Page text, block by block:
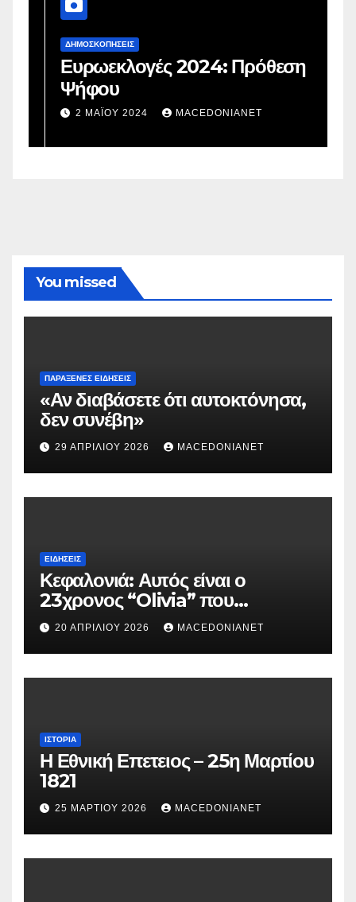
ΔΗΜΟΣΚΟΠΉΣΕΙΣ
Ευρωεκλογές 2024: Πρόθεση
Ψήφου
2 ΜΑΪ́ΟΥ 2024 MACEDONIANET
You missed
ΠΑΡΆΞΕΝΕΣ ΕΙΔΉΣΕΙΣ
«Αν διαβάσετε ότι αυτοκτόνησα,
δεν συνέβη»
29 ΑΠΡΙΛΊΟΥ 2026 MACEDONIANET
ΕΙΔΉΣΕΙΣ
Κεφαλονιά: Αυτός είναι ο
23χρονος “Olivia” που
κατηγορείται για τον θάνατο της
Μυρτούς
20 ΑΠΡΙΛΊΟΥ 2026 MACEDONIANET
ΙΣΤΟΡΊΑ
Η Εθνική Επετειος – 25η Μαρτίου
1821
25 ΜΑΡΤΊΟΥ 2026 MACEDONIANET